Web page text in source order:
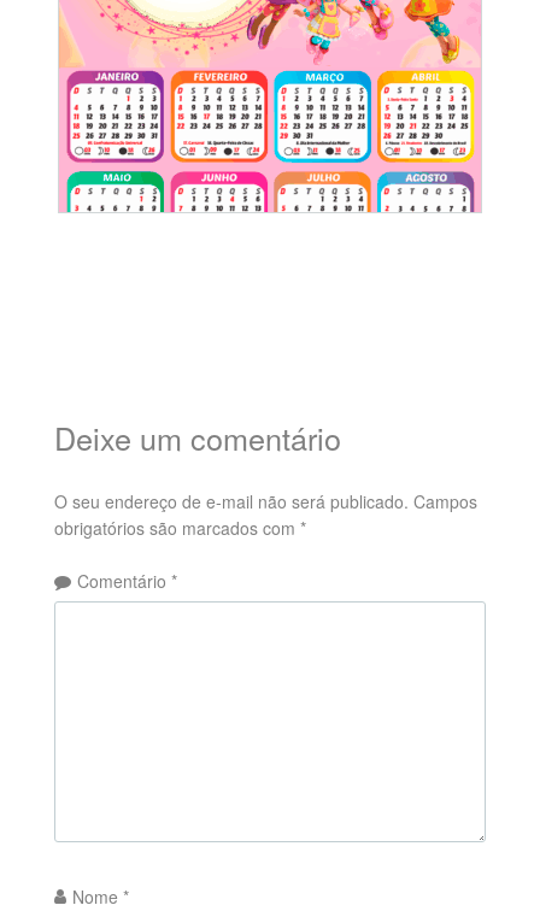
Deixe um comentário
O seu endereço de e-mail não será publicado. Campos
obrigatórios são marcados com *
Comentário *
Nome *